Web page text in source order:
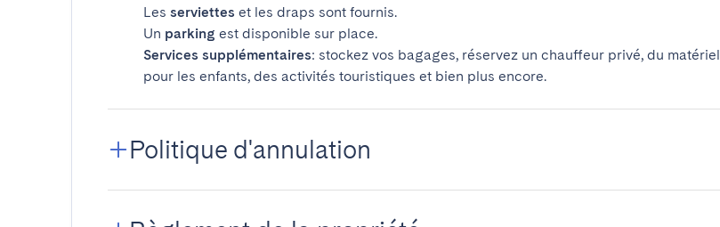
Les serviettes et les draps sont fournis.
Un parking est disponible sur place.
Services supplémentaires: stockez vos bagages, réservez un chauffeur privé, du matériel
pour les enfants, des activités touristiques et bien plus encore.
Politique d'annulation